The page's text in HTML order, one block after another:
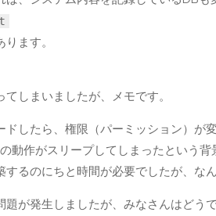
ます。
しまいましたが、メモです。
ドしたら、権限（パーミッション）が
動作がスリープしてしまったという背
するのにちと時間が必要でしたが、な
題が発生しましたが、みなさんはどう